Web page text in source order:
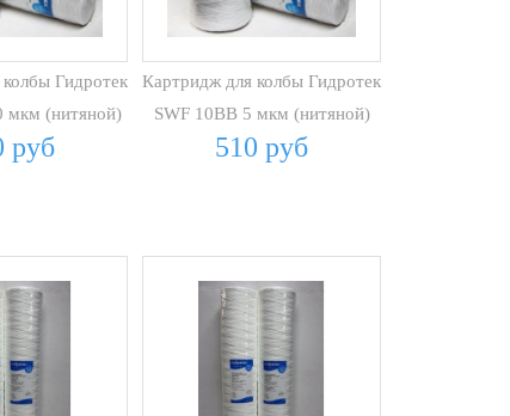
Гидротек
мкм (нитяной)
руб
Картридж для колбы Гидротек
SWF 10BB 5 мкм (нитяной)
510 руб